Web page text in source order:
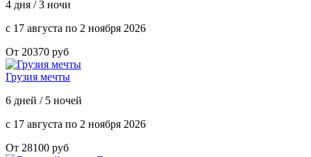
4 дня / 3 ночи
с 17 августа по 2 ноября 2026
От 20370 руб
Грузия мечты
6 дней / 5 ночей
с 17 августа по 2 ноября 2026
От 28100 руб